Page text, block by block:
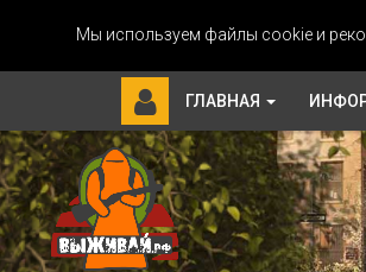
Мы используем файлы cookie и
ГЛАВНАЯ